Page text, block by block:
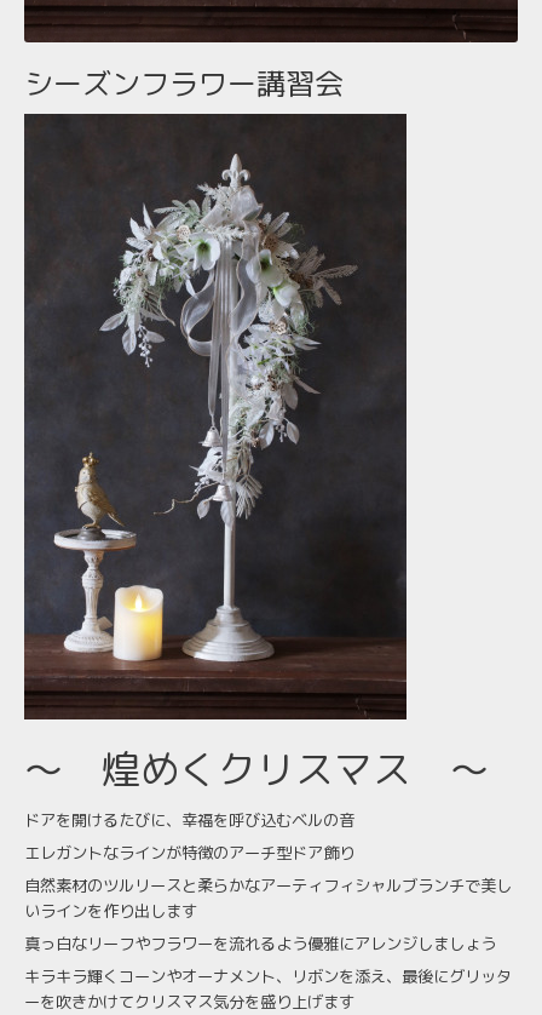
シーズンフラワー講習会
～ 煌めくクリスマス ～
ドアを開けるたびに、幸福を呼び込むベルの音
エレガントなラインが特徴のアーチ型ドア飾り
自然素材のツルリースと柔らかなアーティフィシャルブランチで美し
いラインを作り出します
真っ白なリーフやフラワーを流れるよう優雅にアレンジしましょう
キラキラ輝くコーンやオーナメント、リボンを添え、最後にグリッタ
ーを吹きかけてクリスマス気分を盛り上げます